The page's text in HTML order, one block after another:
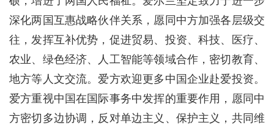
深化两国互惠战略伙伴关系，愿同中方加强各层级交
往，发挥互补优势，促进贸易、投资、科技、医疗、
农业、绿色经济、人工智能等领域合作，密切教育、
地方等人文交流。爱方欢迎更多中国企业赴爱投资。
爱方重视中国在国际事务中发挥的重要作用，愿同中
方密切多边协调，反对单边主义、保护主义，共同维